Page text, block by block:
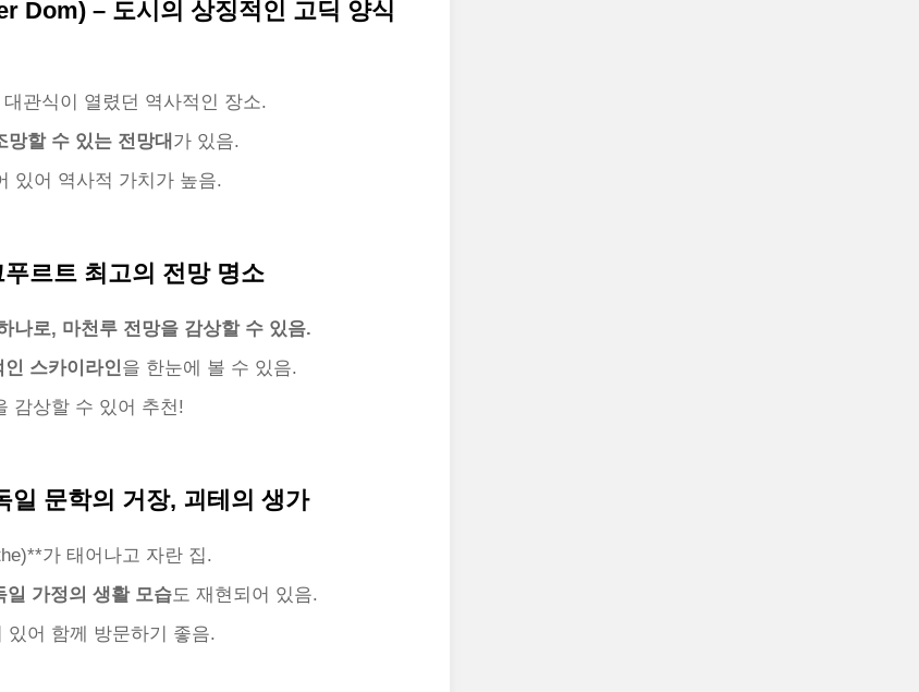
Dom) – 도시의 상징적인 고딕 양식
관식이 열렸던 역사적인 장소.
망할 수 있는 전망대 가 있음.
있어 역사적 가치가 높음.
르트 최고의 전망 명소
나로, 마천루 전망을 감상할 수 있음.
스카이라인을 한눈에 볼 수 있음.
감상할 수 있어 추천!
문학의 거장, 괴테의 생가
가 태어나고 자란 집.
일 가정의 생활 모습도 재현되어 있음.
있어 함께 방문하기 좋음.